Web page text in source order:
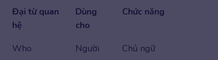
Đại từ quan
hệ
Dùng
cho
Chức năng
Who Người
Chủ ngữ